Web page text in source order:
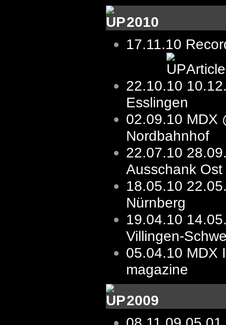
2010
17.11.10
22.10.10
Esslingen
02.09.10 MDX
Nordbahnhof
22.07.10
Ausschank Ost
18.05.10
Nürnberg
19.04.10
Villingen-
05.04.10 MDX
magazine
2009